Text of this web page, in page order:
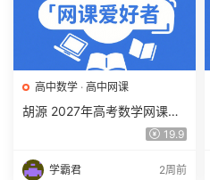
高中数学 · 高中网课
胡源 2027年高考数学网课教
程 高三数学 一轮复习暑假班
19.9
学霸君 2周前